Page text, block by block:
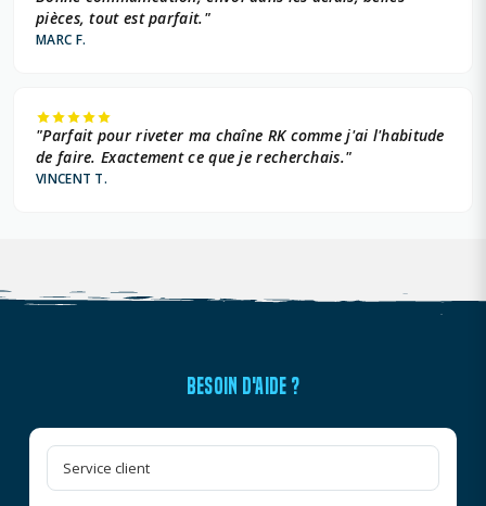
pièces, tout est parfait."
MARC F.
"Parfait pour riveter ma chaîne RK comme j'ai l'habitude
de faire. Exactement ce que je recherchais."
VINCENT T.
BESOIN D'AIDE ?